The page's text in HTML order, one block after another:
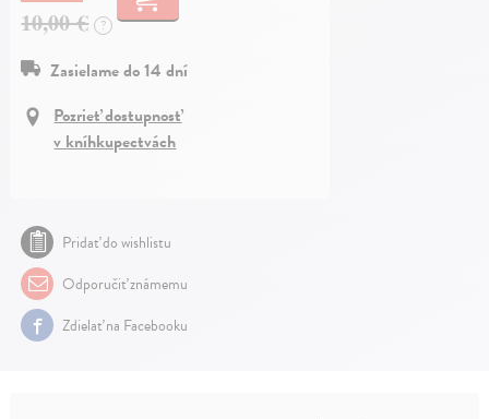
10,00 € ?
Zasielame do 14 dní
Pozrieť dostupnosť
v kníhkupectvách
Pridať do wishlistu
Odporučiť známemu
Zdielať na Facebooku